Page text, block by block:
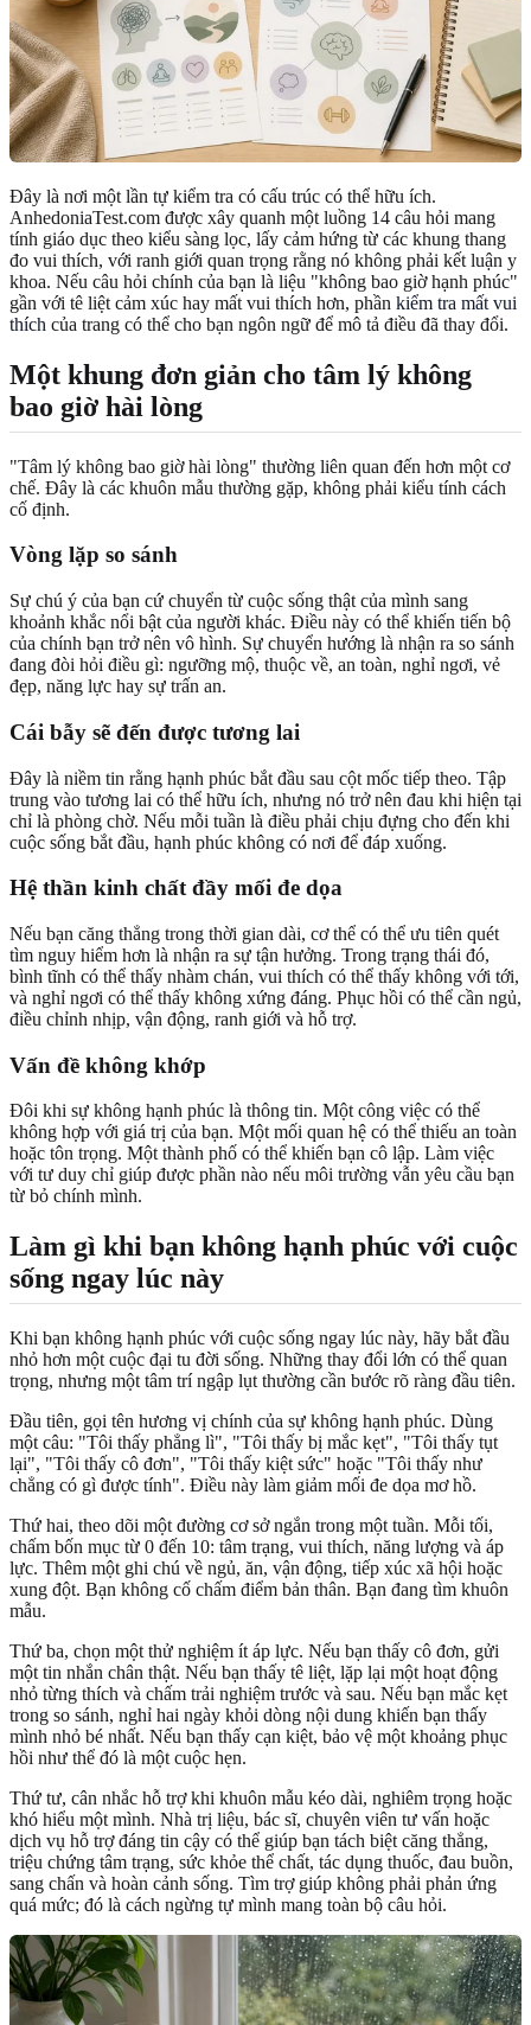
Đây là nơi một lần tự kiểm tra có cấu trúc có thể hữu ích.
AnhedoniaTest.com được xây quanh một luồng 14 câu hỏi mang
tính giáo dục theo kiểu sàng lọc, lấy cảm hứng từ các khung thang
đo vui thích, với ranh giới quan trọng rằng nó không phải kết luận y
khoa. Nếu câu hỏi chính của bạn là liệu "không bao giờ hạnh phúc"
gần với tê liệt cảm xúc hay mất vui thích hơn, phần kiểm tra mất vui
thích của trang có thể cho bạn ngôn ngữ để mô tả điều đã thay đổi.
Một khung đơn giản cho tâm lý không
bao giờ hài lòng
"Tâm lý không bao giờ hài lòng" thường liên quan đến hơn một cơ
chế. Đây là các khuôn mẫu thường gặp, không phải kiểu tính cách
cố định.
Vòng lặp so sánh
Sự chú ý của bạn cứ chuyển từ cuộc sống thật của mình sang
khoảnh khắc nổi bật của người khác. Điều này có thể khiến tiến bộ
của chính bạn trở nên vô hình. Sự chuyển hướng là nhận ra so sánh
đang đòi hỏi điều gì: ngưỡng mộ, thuộc về, an toàn, nghỉ ngơi, vẻ
đẹp, năng lực hay sự trấn an.
Cái bẫy sẽ đến được tương lai
Đây là niềm tin rằng hạnh phúc bắt đầu sau cột mốc tiếp theo. Tập
trung vào tương lai có thể hữu ích, nhưng nó trở nên đau khi hiện tại
chỉ là phòng chờ. Nếu mỗi tuần là điều phải chịu đựng cho đến khi
cuộc sống bắt đầu, hạnh phúc không có nơi để đáp xuống.
Hệ thần kinh chất đầy mối đe dọa
Nếu bạn căng thẳng trong thời gian dài, cơ thể có thể ưu tiên quét
tìm nguy hiểm hơn là nhận ra sự tận hưởng. Trong trạng thái đó,
bình tĩnh có thể thấy nhàm chán, vui thích có thể thấy không với tới,
và nghỉ ngơi có thể thấy không xứng đáng. Phục hồi có thể cần ngủ,
điều chỉnh nhịp, vận động, ranh giới và hỗ trợ.
Vấn đề không khớp
Đôi khi sự không hạnh phúc là thông tin. Một công việc có thể
không hợp với giá trị của bạn. Một mối quan hệ có thể thiếu an toàn
hoặc tôn trọng. Một thành phố có thể khiến bạn cô lập. Làm việc
với tư duy chỉ giúp được phần nào nếu môi trường vẫn yêu cầu bạn
từ bỏ chính mình.
Làm gì khi bạn không hạnh phúc với cuộc
sống ngay lúc này
Khi bạn không hạnh phúc với cuộc sống ngay lúc này, hãy bắt đầu
nhỏ hơn một cuộc đại tu đời sống. Những thay đổi lớn có thể quan
trọng, nhưng một tâm trí ngập lụt thường cần bước rõ ràng đầu tiên.
Đầu tiên, gọi tên hương vị chính của sự không hạnh phúc. Dùng
một câu: "Tôi thấy phẳng lì", "Tôi thấy bị mắc kẹt", "Tôi thấy tụt
lại", "Tôi thấy cô đơn", "Tôi thấy kiệt sức" hoặc "Tôi thấy như
chẳng có gì được tính". Điều này làm giảm mối đe dọa mơ hồ.
Thứ hai, theo dõi một đường cơ sở ngắn trong một tuần. Mỗi tối,
chấm bốn mục từ 0 đến 10: tâm trạng, vui thích, năng lượng và áp
lực. Thêm một ghi chú về ngủ, ăn, vận động, tiếp xúc xã hội hoặc
xung đột. Bạn không cố chấm điểm bản thân. Bạn đang tìm khuôn
mẫu.
Thứ ba, chọn một thử nghiệm ít áp lực. Nếu bạn thấy cô đơn, gửi
một tin nhắn chân thật. Nếu bạn thấy tê liệt, lặp lại một hoạt động
nhỏ từng thích và chấm trải nghiệm trước và sau. Nếu bạn mắc kẹt
trong so sánh, nghỉ hai ngày khỏi dòng nội dung khiến bạn thấy
mình nhỏ bé nhất. Nếu bạn thấy cạn kiệt, bảo vệ một khoảng phục
hồi như thể đó là một cuộc hẹn.
Thứ tư, cân nhắc hỗ trợ khi khuôn mẫu kéo dài, nghiêm trọng hoặc
khó hiểu một mình. Nhà trị liệu, bác sĩ, chuyên viên tư vấn hoặc
dịch vụ hỗ trợ đáng tin cậy có thể giúp bạn tách biệt căng thẳng,
triệu chứng tâm trạng, sức khỏe thể chất, tác dụng thuốc, đau buồn,
sang chấn và hoàn cảnh sống. Tìm trợ giúp không phải phản ứng
quá mức; đó là cách ngừng tự mình mang toàn bộ câu hỏi.